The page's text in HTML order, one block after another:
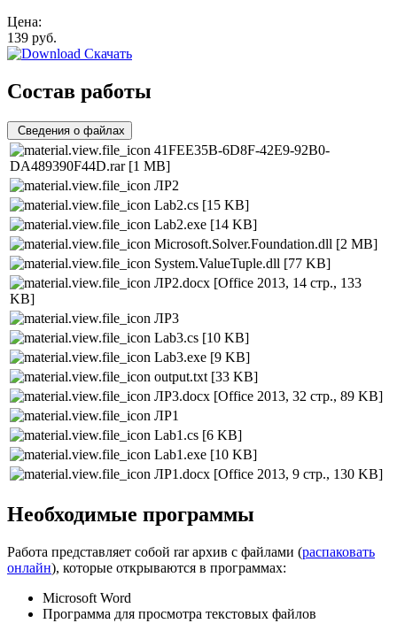
Цена:
139 руб.
Скачать
Состав работы
Сведения о файлах
41FEE35B-6D8F-42E9-92B0-
DA489390F44D.rar [1 MB]
ЛР2
Lab2.cs [15 KB]
Lab2.exe [14 KB]
Microsoft.Solver.Foundation.dll [2 MB]
System.ValueTuple.dll [77 KB]
ЛР2.docx [Office 2013, 14 стр., 133
KB]
ЛР3
Lab3.cs [10 KB]
Lab3.exe [9 KB]
output.txt [33 KB]
ЛР3.docx [Office 2013, 32 стр., 89 KB]
ЛР1
Lab1.cs [6 KB]
Lab1.exe [10 KB]
ЛР1.docx [Office 2013, 9 стр., 130 KB]
Необходимые программы
Работа представляет собой rar архив с файлами (распаковать
онлайн), которые открываются в программах:
Microsoft Word
Программа для просмотра текстовых файлов